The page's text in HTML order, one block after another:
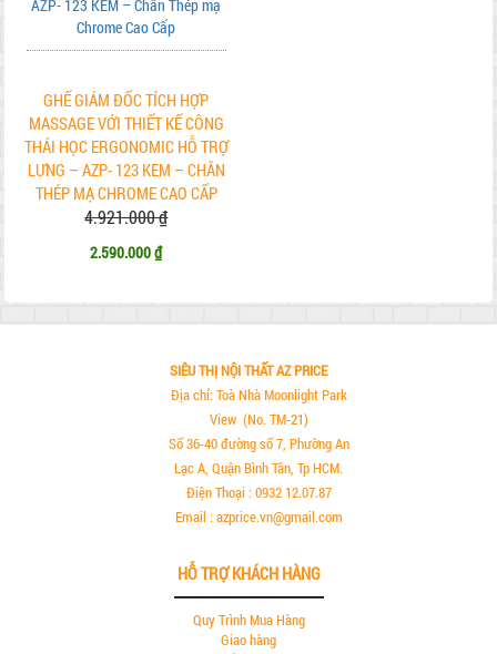
GHẾ GIÁM ĐỐC TÍCH HỢP
MASSAGE VỚI THIẾT KẾ CÔNG
THÁI HỌC ERGONOMIC HỖ TRỢ
LƯNG – AZP- 123 KEM – CHÂN
THÉP MẠ CHROME CAO CẤP
4.921.000 ₫
2.590.000 ₫
SIÊU THỊ NỘI THẤT AZ PRICE
Địa chỉ: Toà Nhà Moonlight Park
View (No. TM-21)
Số 36-40 đường số 7, Phường An
Lạc A, Quận Bình Tân, Tp HCM.
Điện Thoại : 0932 12.07.87
Email : azprice.vn@gmail.com
HỖ TRỢ KHÁCH HÀNG
Quy Trình Mua Hàng
Giao hàng